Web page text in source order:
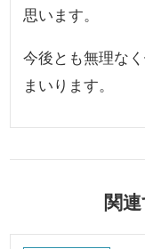
思います。
今後とも無理な
まいります。
関